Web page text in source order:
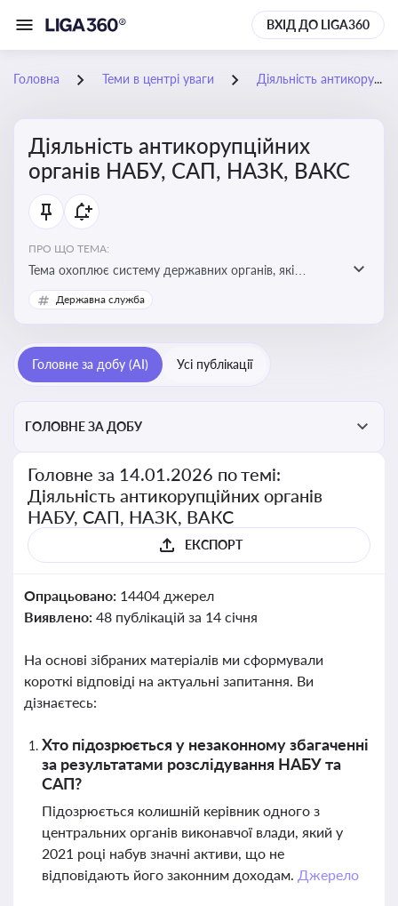
ВХІД ДО LIGA360
Головна Теми в центрі уваги Діяльність антикорупційних органів НАБУ, САП, НАЗК, ВАКС
Діяльність антикорупційних
органів НАБУ, САП, НАЗК, ВАКС
ПРО ЩО ТЕМА:
Тема охоплює систему державних органів, які
здійснюють запобігання, виявлення та розслідування
корупційних правопорушень, що є ключовим
у державному управлінні та бізнесі
Державна служба
Головне за добу (AI) Усі публікації
ГОЛОВНЕ ЗА ДОБУ
Головне за 14.01.2026 по темі:
Діяльність антикорупційних органів
НАБУ, САП, НАЗК, ВАКС
ЕКСПОРТ
Опрацьовано: 14404 джерел
Виявлено: 48 публікацій за 14 січня
На основі зібраних матеріалів ми сформували
короткі відповіді на актуальні запитання. Ви
дізнаєтесь:
Хто підозрюється у незаконному збагаченні
за результатами розслідування НАБУ та
САП?
Підозрюється колишній керівник одного з
центральних органів виконавчої влади, який у
2021 році набув значні активи, що не
відповідають його законним доходам. Джерело